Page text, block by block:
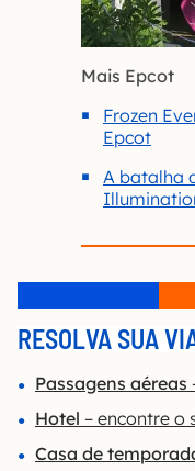
Mais Epcot
Frozen
Epcot
A batalha
RESOLVA SUA
Passagens aéreas
Hotel – encontre o
Casa de